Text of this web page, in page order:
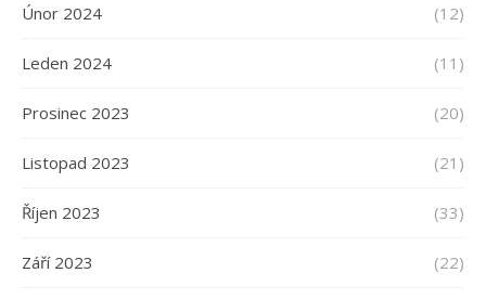
Únor 2024 (12)
Leden 2024 (11)
Prosinec 2023 (20)
Listopad 2023 (21)
Říjen 2023 (33)
Září 2023 (22)